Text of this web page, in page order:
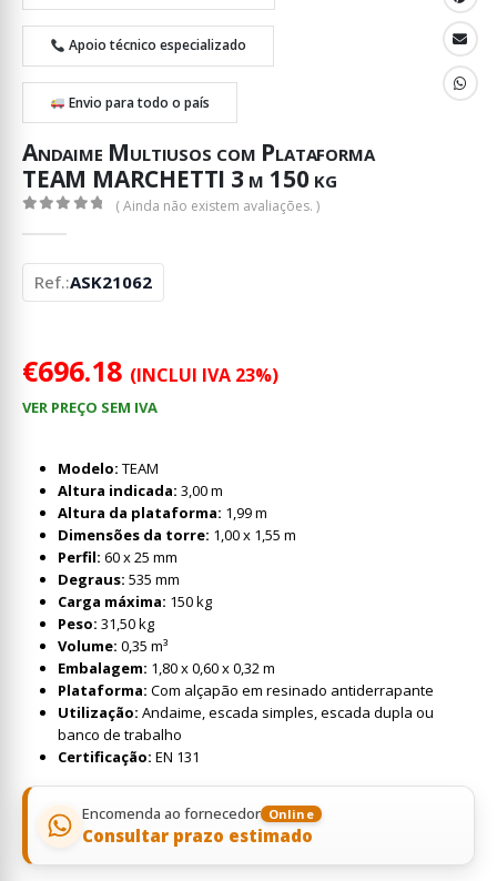
Apoio técnico especializado
Envio para todo o país
Andaime Multiusos com Plataforma
TEAM MARCHETTI 3 m 150 kg
( Ainda não existem avaliações. )
Ref.:ASK21062
€696.18 (INCLUI IVA 23%)
VER PREÇO SEM IVA
Modelo: TEAM
Altura indicada: 3,00 m
Altura da plataforma: 1,99 m
Dimensões da torre: 1,00 x 1,55 m
Perfil: 60 x 25 mm
Degraus: 535 mm
Carga máxima: 150 kg
Peso: 31,50 kg
Volume: 0,35 m³
Embalagem: 1,80 x 0,60 x 0,32 m
Plataforma: Com alçapão em resinado antiderrapante
Utilização: Andaime, escada simples, escada dupla ou
banco de trabalho
Certificação: EN 131
Encomenda ao fornecedor Online
Consultar prazo estimado